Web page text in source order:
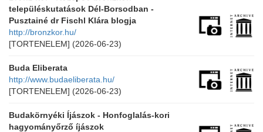
településkutatások Dél-Borsodban -
Pusztainé dr Fischl Klára blogja
http://bronzkor.hu/
[TORTENELEM] (2026-06-23)
Buda Eliberata
http://www.budaeliberata.hu/
[TORTENELEM] (2026-06-23)
Budakörnyéki Íjászok - Honfoglalás-kori
hagyományőrző íjászok